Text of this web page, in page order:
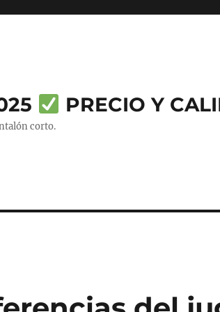
PRECIO Y
corto.